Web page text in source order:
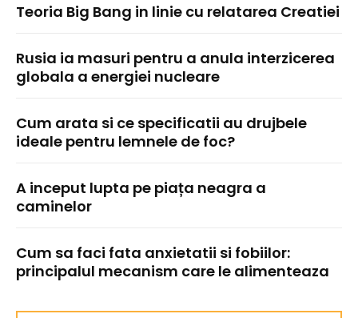
Teoria Big Bang in linie cu relatarea Creatiei
Rusia ia masuri pentru a anula interzicerea
globala a energiei nucleare
Cum arata si ce specificatii au drujbele
ideale pentru lemnele de foc?
A inceput lupta pe piața neagra a
caminelor
Cum sa faci fata anxietatii si fobiilor:
principalul mecanism care le alimenteaza